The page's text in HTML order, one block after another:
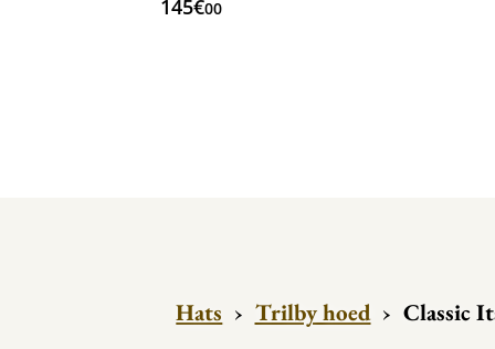
145€00
Hats › Trilby hoed › Classic